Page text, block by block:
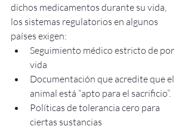
dichos medicamentos durante su vida,
los sistemas regulatorios en algunos
países exigen:
Seguimiento médico estricto de por
vida
Documentación que acredite que el
animal está “apto para el sacrificio”.
Políticas de tolerancia cero para
ciertas sustancias